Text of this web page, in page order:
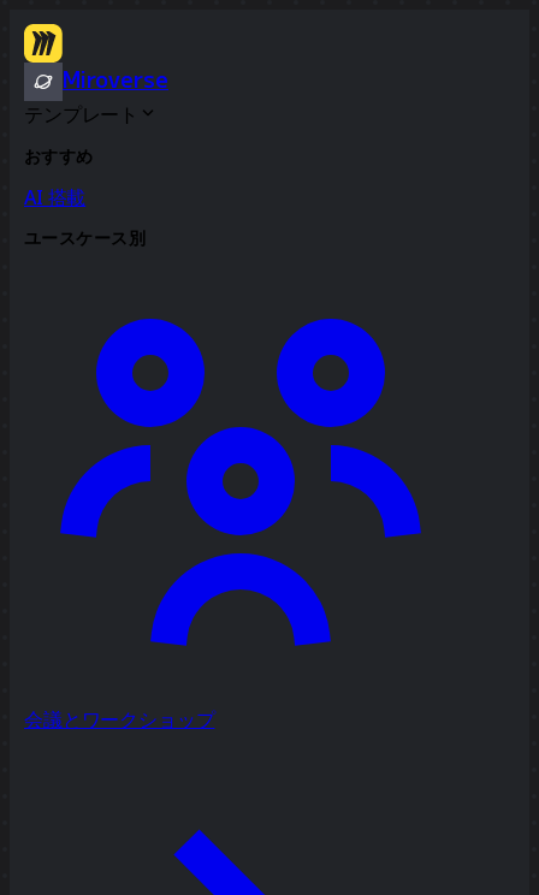
Miroverse
テンプレート
おすすめ
AI 搭載
ユースケース別
会議とワークショップ